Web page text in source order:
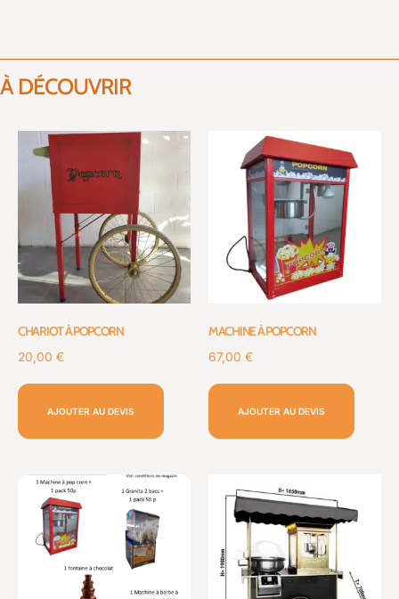
À DÉCOUVRIR
CHARIOT À POPCORN
20,00 €
AJOUTER AU DEVIS
MACHINE À POPCORN
67,00 €
AJOUTER AU DEVIS